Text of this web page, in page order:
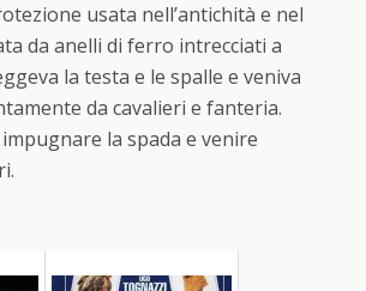
usata nell’antichità e nel
da anelli di ferro intrecciati a
la testa e le spalle e veniva
da cavalieri e fanteria.
la spada e venire